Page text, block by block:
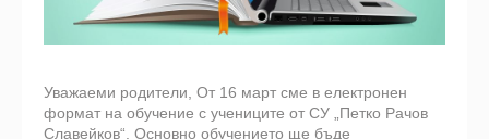
Уважаеми родители, От 16 март сме в електронен
формат на обучение с учениците от СУ „Петко Рачов
Славейков“. Основно обучението ще бъде